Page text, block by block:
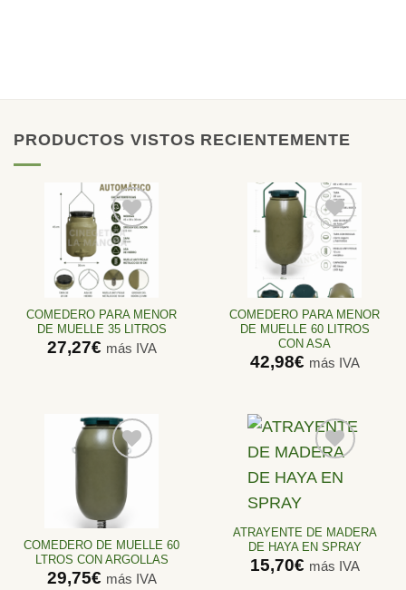
PRODUCTOS VISTOS RECIENTEMENTE
Añadir
a la
lista de
COMEDERO PARA MENOR
DE MUELLE 35 LITROS
27,27€ más IVA
Añadir
a la
lista de
COMEDERO PARA MENOR
DE MUELLE 60 LITROS
CON ASA
42,98€ más IVA
a la
lista de
COMEDERO DE MUELLE 60
LTROS CON ARGOLLAS
29,75€ más IVA
Añadir
deseos
ATRAYENTE DE MADERA
DE HAYA EN SPRAY
15,70€ más IVA